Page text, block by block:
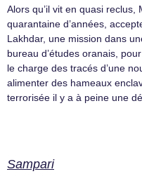
Alors qu’il vit en quasi reclus,
quarantaine d’années,
Lakhdar, une mission dans
bureau d’études oranais,
le charge des tracés d’une
alimenter des hameaux
terrorisée il y a à peine une
Sampari